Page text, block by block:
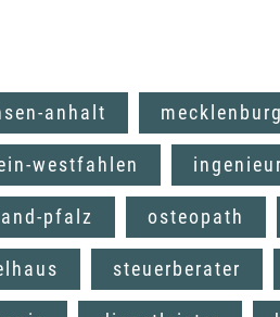
anhalt
westfahlen
pfalz osteopath
steuerberater